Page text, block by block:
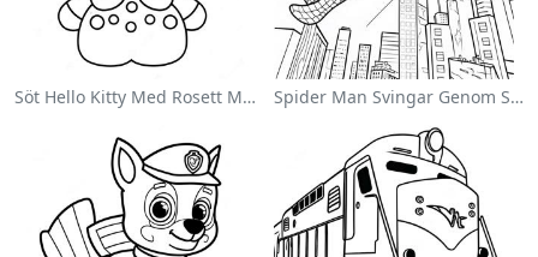
Söt Hello Kitty Med Rosett Målarbild Spider Man Svingar Genom Staden Målarbild